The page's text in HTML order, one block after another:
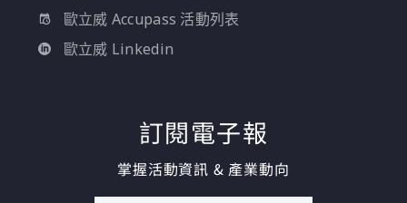
歐立威 Accupass 活動列表
歐立威 Linkedin
訂閱電子報
掌握活動資訊 & 產業動向